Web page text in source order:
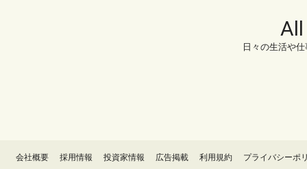
日々の生活や
会社概要 採用情報 投資家情報 広告掲載 利用規約 プライバシーポ